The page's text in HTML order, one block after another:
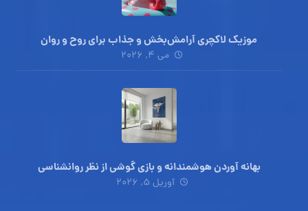
موزیک لاکچری آرامش‌بخش‌ و جذاب‌ برای روح و روان
می ۴, ۲۰۲۶